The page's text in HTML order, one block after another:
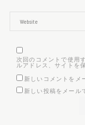
次回のコメントで使用
ルアドレス、サイトを
新しいコメントをメ
新しい投稿をメール